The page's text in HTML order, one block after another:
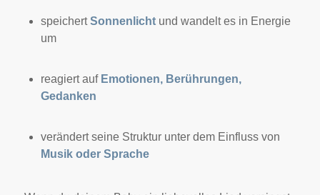
speichertSonnenlichtund wandelt es in Energie
um
reagiert auf Emotionen, Berührungen,
Gedanken
verändert seine Struktur unter dem Einfluss von
Musik oder Sprache